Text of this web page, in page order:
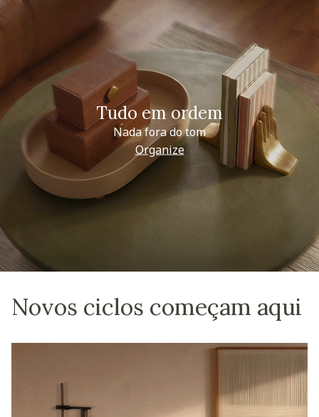
Tudo em ordem
Nada fora do tom
Organize
Novos ciclos começam aqui